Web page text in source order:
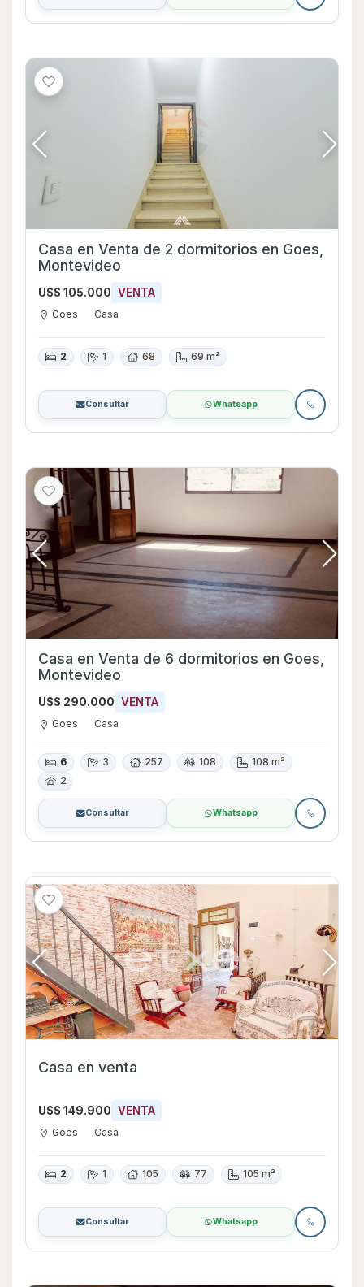
Casa en Venta de 2 dormitorios en Goes,
Montevideo
U$S 105.000 VENTA
Goes Casa
2 1 68 69 m²
Consultar Whatsapp
Casa en Venta de 6 dormitorios en Goes,
Montevideo
U$S 290.000 VENTA
Goes Casa
6 3 257 108
108 m²
2
Consultar Whatsapp
Casa en venta
U$S 149.900 VENTA
Goes Casa
2 1 105 77 105 m²
Consultar Whatsapp